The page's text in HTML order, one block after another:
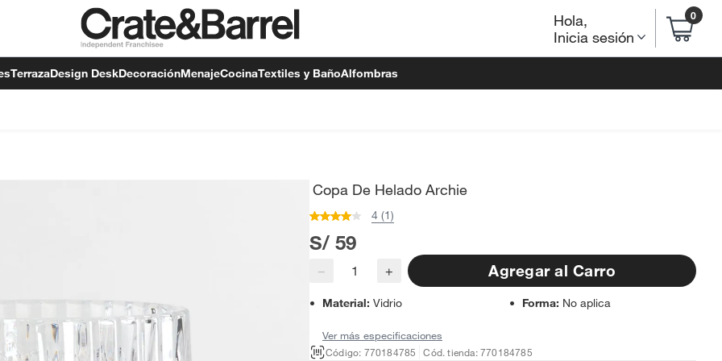
Hola,
Inicia sesión
0
TerrazaDesign DeskDecoraciónMenajeCocinaTextiles y BañoAlfombras
Copa De Helado Archie
4 (1)
S/ 59
− + Agregar al Carro
Material: Vidrio Forma: No aplica
Ver más especificaciones
Código: 770184785
Cód. tienda: 770184785